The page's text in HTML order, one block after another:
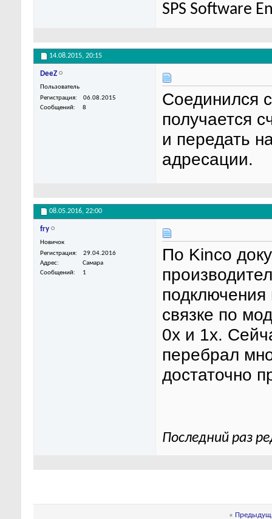
SPS Software
14.08.2015, 20:15
DeeZ
Пользователь
Регистрация
06.08.2015
Сообщений
8
Соединился
получается
и передать
адресации.
08.05.2016, 22:00
fry
Новичок
Регистрация
29.04.2016
Адрес
Самара
Сообщений
1
По Kinco
связке по
0х и 1х.
перебрал
достаточно
Последний раз
«